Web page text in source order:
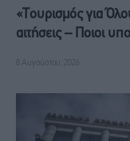
«Τουρισμός για
αιτήσεις – Ποιοι
8 Αυγούστου, 2026